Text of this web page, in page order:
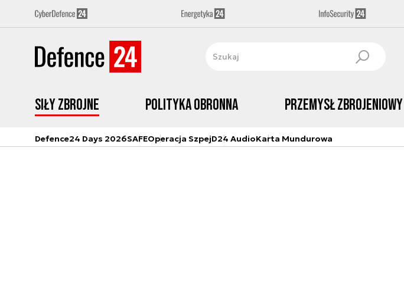
Siły zbrojne Polityka obronna Przemysł Zbrojeniowy
Defence24 Days 2026SAFEOperacja SzpejD24 AudioKarta Mundurowa